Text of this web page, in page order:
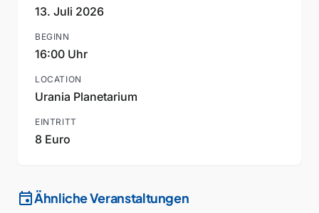
13. Juli 2026
BEGINN
16:00 Uhr
LOCATION
Urania Planetarium
EINTRITT
8 Euro
eventÄhnliche Veranstaltungen